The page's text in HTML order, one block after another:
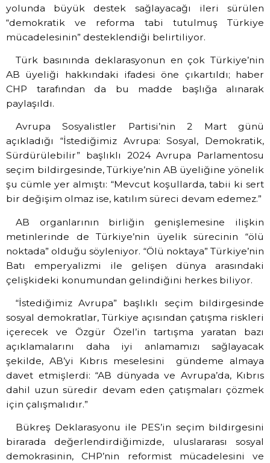
yolunda büyük destek sağlayacağı ileri sürülen
“demokratik ve reforma tabi tutulmuş Türkiye
mücadelesinin” desteklendiği belirtiliyor.
Türk basınında deklarasyonun en çok Türkiye’nin
AB üyeliği hakkındaki ifadesi öne çıkartıldı; haber
CHP tarafından da bu madde başlığa alınarak
paylaşıldı.
Avrupa Sosyalistler Partisi’nin 2 Mart günü
açıkladığı “İstediğimiz Avrupa: Sosyal, Demokratik,
Sürdürülebilir” başlıklı 2024 Avrupa Parlamentosu
seçim bildirgesinde, Türkiye’nin AB üyeliğine yönelik
şu cümle yer almıştı: “Mevcut koşullarda, tabii ki sert
bir değişim olmaz ise, katılım süreci devam edemez.”
AB organlarının birliğin genişlemesine ilişkin
metinlerinde de Türkiye’nin üyelik sürecinin “ölü
noktada” olduğu söyleniyor. “Ölü noktaya” Türkiye’nin
Batı emperyalizmi ile gelişen dünya arasındaki
çelişkideki konumundan gelindiğini herkes biliyor.
“İstediğimiz Avrupa” başlıklı seçim bildirgesinde
sosyal demokratlar, Türkiye açısından çatışma riskleri
içerecek ve Özgür Özel’in tartışma yaratan bazı
açıklamalarını daha iyi anlamamızı sağlayacak
şekilde, AB’yi Kıbrıs meselesini gündeme almaya
davet etmişlerdi: “AB dünyada ve Avrupa’da, Kıbrıs
dahil uzun süredir devam eden çatışmaları çözmek
için çalışmalıdır.”
Bükreş Deklarasyonu ile PES’in seçim bildirgesini
birarada değerlendirdiğimizde, uluslararası sosyal
demokrasinin, CHP’nin reformist mücadelesini ve